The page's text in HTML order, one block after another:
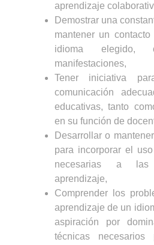
aprendizaje
Demostrar una
mantener un
idioma
manifestaciones,
Tener iniciativa
comunicación
educativas, tanto
en su función de
Desarrollar o
para incorporar el
necesarias a las
aprendizaje,
Comprender los
aprendizaje de un
aspiración por
técnicas